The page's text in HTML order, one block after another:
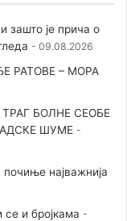
зашто је прича о
09.08.2026
РАТОВЕ – МОРА
ТРАГ БОЛНЕ СЕОБЕ
ШУМЕ
почиње најважнија
и бројкама